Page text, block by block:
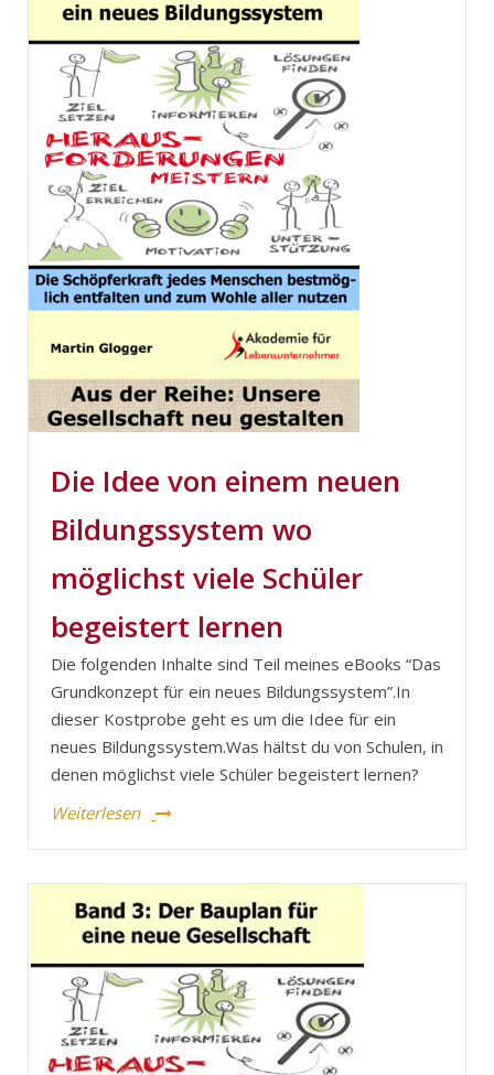
Die Idee von einem neuen
Bildungssystem wo
möglichst viele Schüler
begeistert lernen
Die folgenden Inhalte sind Teil meines eBooks “Das
Grundkonzept für ein neues Bildungssystem”.In
dieser Kostprobe geht es um die Idee für ein
neues Bildungssystem.Was hältst du von Schulen, in
denen möglichst viele Schüler begeistert lernen?
Weiterlesen